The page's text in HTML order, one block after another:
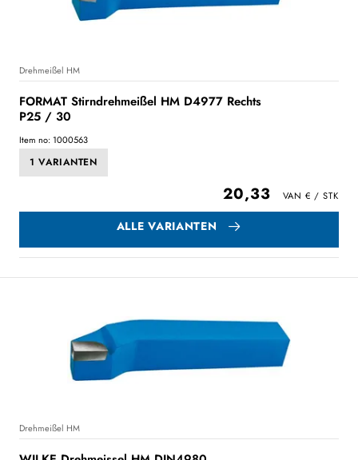
Drehmeißel HM
FORMAT Stirndrehmeißel HM D4977 Rechts
P25 / 30
Item no: 1000563
1 VARIANTEN
20,33
ALLE VARIANTEN
Drehmeißel HM